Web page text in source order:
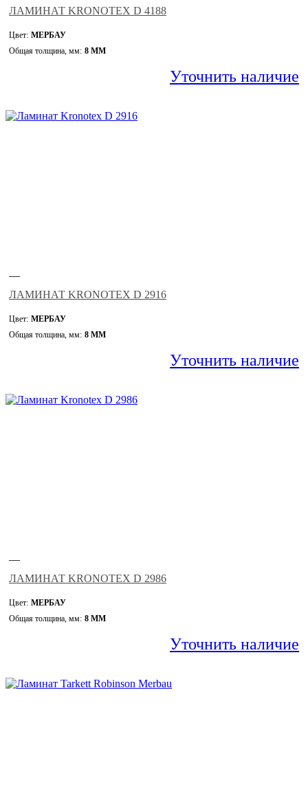
ЛАМИНАТ KRONOTEX D 4188
Цвет: МЕРБАУ
Общая толщина, мм: 8 ММ
Уточнить наличие
—
ЛАМИНАТ KRONOTEX D 2916
Цвет: МЕРБАУ
Общая толщина, мм: 8 ММ
Уточнить наличие
—
ЛАМИНАТ KRONOTEX D 2986
Цвет: МЕРБАУ
Общая толщина, мм: 8 ММ
Уточнить наличие